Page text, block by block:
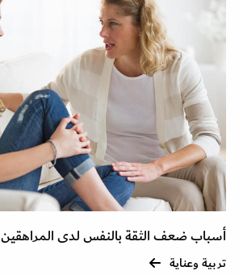
أسباب ضعف الثقة بالنفس لدى المراهقين
تربية وعناية